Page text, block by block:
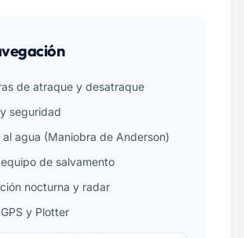
de atraque y desatraque
seguridad
al agua (Maniobra de Anderson)
de salvamento
nocturna y radar
y Plotter